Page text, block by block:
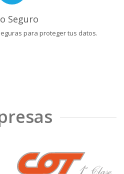
Seguro
para proteger tus datos.
❯